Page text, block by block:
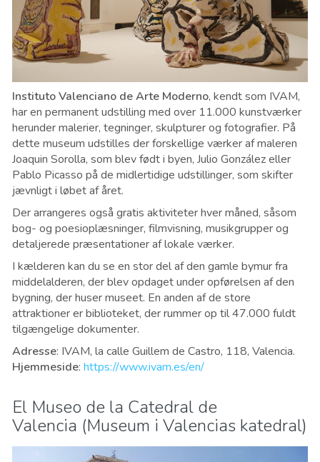
Instituto Valenciano de Arte Moderno, kendt som IVAM,
har en permanent udstilling med over 11.000 kunstværker
herunder malerier, tegninger, skulpturer og fotografier. På
dette museum udstilles der forskellige værker af maleren
Joaquin Sorolla, som blev født i byen, Julio González eller
Pablo Picasso på de midlertidige udstillinger, som skifter
jævnligt i løbet af året.
Der arrangeres også gratis aktiviteter hver måned, såsom
bog- og poesioplæsninger, filmvisning, musikgrupper og
detaljerede præsentationer af lokale værker.
I kælderen kan du se en stor del af den gamle bymur fra
middelalderen, der blev opdaget under opførelsen af ​​den
bygning, der huser museet. En anden af ​​de store
attraktioner er biblioteket, der rummer op til 47.000 fuldt
tilgængelige dokumenter.
Adresse: IVAM, la calle Guillem de Castro, 118, Valencia.
Hjemmeside: https://www.ivam.es/en/
El Museo de la Catedral de
Valencia (Museum i Valencias katedral)